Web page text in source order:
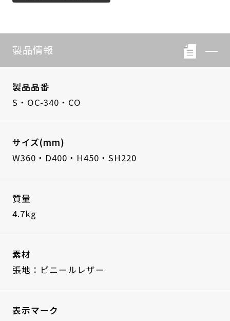
製品情報
製品品番
S・OC-340・CO
サイズ(mm)
W360・D400・H450・SH220
質量
4.7kg
素材
張地：ビニールレザー
表示マーク